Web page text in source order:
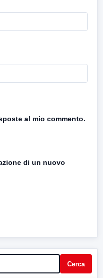
al mio commento.
di un nuovo
Cerca